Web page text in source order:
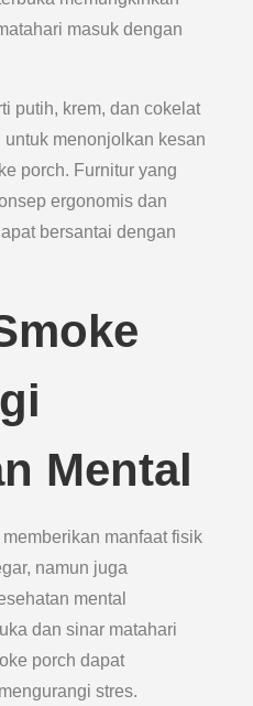
masuk dengan
putih, krem, dan cokelat
menonjolkan kesan
porch. Furnitur yang
ergonomis dan
bersantai dengan
Mental
manfaat fisik
namun juga
mental
dan sinar matahari
porch dapat
stres.